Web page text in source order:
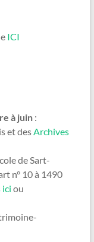
ICI
à juin:
et desArchives
de Sart-
n° 10 à 1490
ici ou